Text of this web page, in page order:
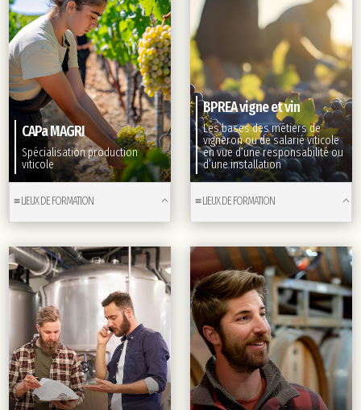
CAPaMAGRI
Spécialisation production
viticole
≡ LIEUX DE FORMATION
BPREA vigne et vin
Les bases des métiers de
vigneron ou de salarié viticole
en vue d’une responsabilité ou
d’une installation
≡ LIEUX DE FORMATION